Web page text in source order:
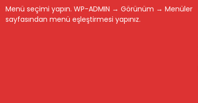
Menü seçimi yapın. WP-ADMIN → Görünüm → Menüler
sayfasından menü eşleştirmesi yapınız.